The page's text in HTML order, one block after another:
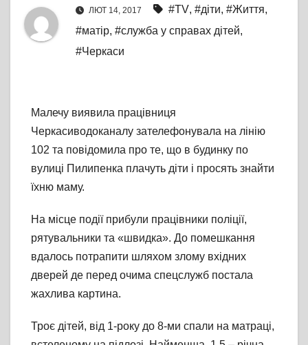
ЛЮТ 14, 2017 #TV, #діти, #Життя,
#матір, #служба у справах дітей,
#Черкаси
Малечу виявила працівниця
Черкасиводоканалу зателефонувала на лінію
102 та повідомила про те, що в будинку по
вулиці Пилипенка плачуть діти і просять знайти
їхню маму.
На місце події прибули працівники поліції,
рятувальники та «швидка». До помешкання
вдалось потрапити шляхом злому вхідних
дверей де перед очима спецслужб постала
жахлива картина.
Троє дітей, від 1-року до 8-ми спали на матраці,